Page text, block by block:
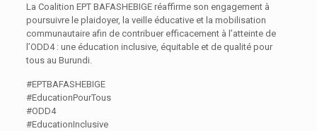
La Coalition EPT BAFASHEBIGE réaffirme son engagement à
poursuivre le plaidoyer, la veille éducative et la mobilisation
communautaire afin de contribuer efficacement à l’atteinte de
l’ODD4 : une éducation inclusive, équitable et de qualité pour
tous au Burundi.
#EPTBAFASHEBIGE
#EducationPourTous
#ODD4
#EducationInclusive